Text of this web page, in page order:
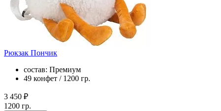
Рюкзак Пончик
состав: Премиум
49 конфет / 1200 гр.
3 450 ₽
1200 гр.